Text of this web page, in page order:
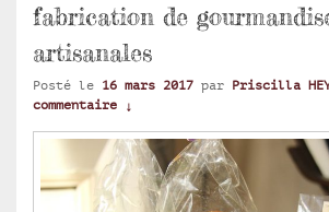
fabrication de
artisanales
Posté le 16 mars 2017 par Priscilla
commentaire ↓